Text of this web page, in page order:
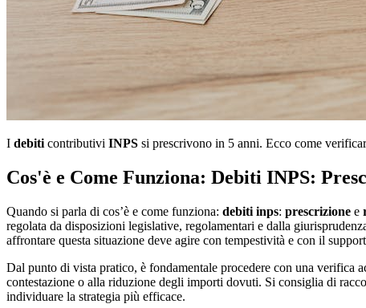
I debiti contributivi INPS si prescrivono in 5 anni. Ecco come
Cos'è e Come Funziona: Debiti INPS:
Quando si parla di cos’è e come funziona: debiti inps: prescrizione e
regolata da disposizioni legislative, regolamentari e dalla
affrontare questa situazione deve agire con tempestività e con il
Dal punto di vista pratico, è fondamentale procedere con una verifica
contestazione o alla riduzione degli importi dovuti. Si consiglia di
individuare la strategia più efficace.